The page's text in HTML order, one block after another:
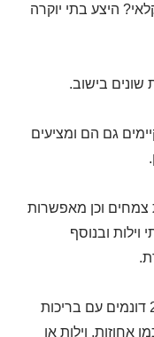
היצע בתי יוקרה
שונים בישוב.
גם הם ומציעים
צמחים וכן מאפשרות
ובנוסף
נחלות לעיתים מצויות על שטחים של 20 דונמים עם בריכות
אחוזות, וילות או